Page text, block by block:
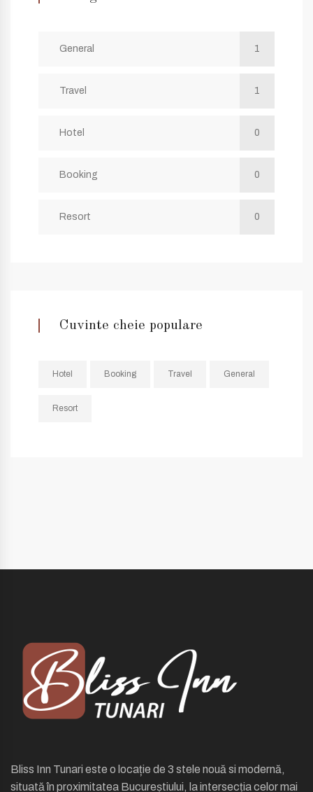
General 1
Travel 1
Hotel 0
Booking 0
Resort 0
Cuvinte cheie populare
Hotel Booking Travel General
Resort
Bliss Inn Tunari este o locație de 3 stele nouă si modernă,
situată în proximitatea Bucureștiului, la intersecția celor mai